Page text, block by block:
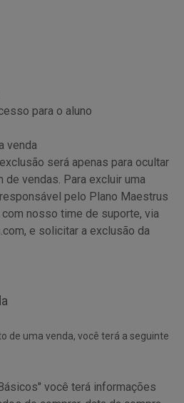
para o aluno
venda
será apenas para ocultar
vendas. Para excluir uma
pelo Plano Maestrus
nosso time de suporte, via
e solicitar a exclusão da
de uma venda, você terá a seguinte
você terá informações